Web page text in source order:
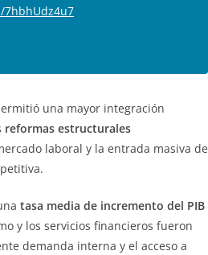
una mayor integración
reformas estructurales
laboral y la entrada masiva de
tasa media de incremento del PIB
y los servicios financieros fueron
demanda interna y el acceso a